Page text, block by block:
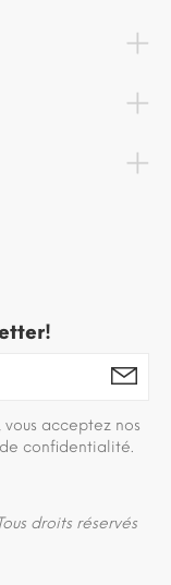
acceptez nos
confidentialité.
droits réservés